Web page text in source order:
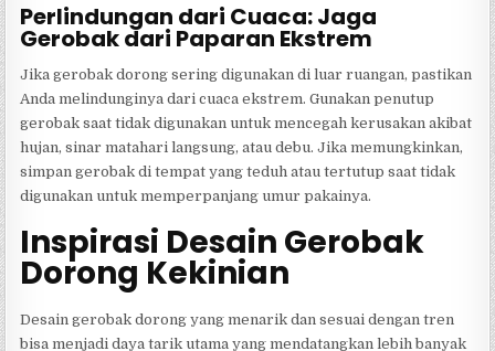
Perlindungan dari Cuaca: Jaga
Gerobak dari Paparan Ekstrem
Jika gerobak dorong sering digunakan di luar ruangan, pastikan
Anda melindunginya dari cuaca ekstrem. Gunakan penutup
gerobak saat tidak digunakan untuk mencegah kerusakan akibat
hujan, sinar matahari langsung, atau debu. Jika memungkinkan,
simpan gerobak di tempat yang teduh atau tertutup saat tidak
digunakan untuk memperpanjang umur pakainya.
Inspirasi Desain Gerobak
Dorong Kekinian
Desain gerobak dorong yang menarik dan sesuai dengan tren
bisa menjadi daya tarik utama yang mendatangkan lebih banyak